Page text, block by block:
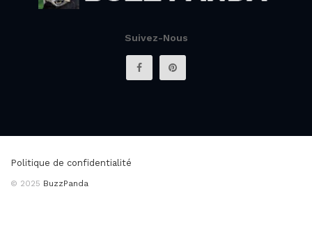
Suivez-Nous
Politique de confidentialité
© 2025 BuzzPanda